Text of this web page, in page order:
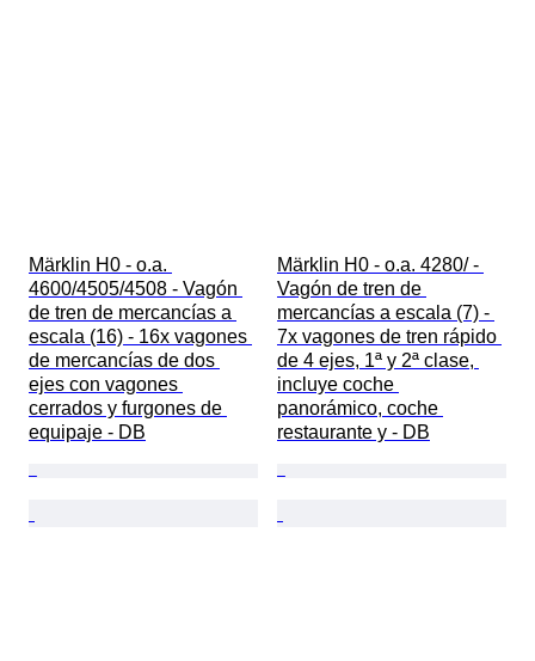
Märklin H0 - o.a.
4600/4505/4508 - Vagón
de tren de mercancías a
escala (16) - 16x vagones
de mercancías de dos
ejes con vagones
cerrados y furgones de
equipaje - DB
Märklin H0 - o.a. 4280/ -
Vagón de tren de
mercancías a escala (7) -
7x vagones de tren rápido
de 4 ejes, 1ª y 2ª clase,
incluye coche
panorámico, coche
restaurante y - DB